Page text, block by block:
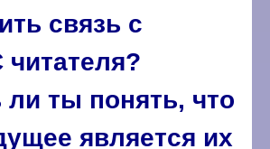
связь с
ты понять, что
является их